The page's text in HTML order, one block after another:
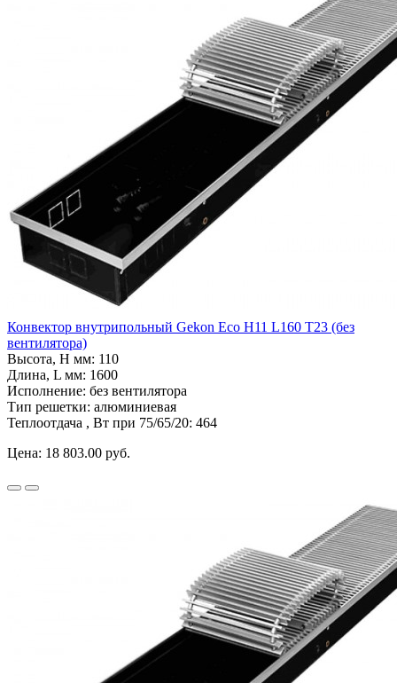
Конвектор внутрипольный Gekon Eco H11 L160 T23 (без
вентилятора)
Высота, H мм: 110
Длина, L мм: 1600
Исполнение: без вентилятора
Тип решетки: алюминиевая
Теплоотдача , Вт при 75/65/20: 464
Цена: 18 803.00 руб.